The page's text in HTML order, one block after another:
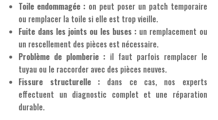
Toile endommagée : on peut poser un patch temporaire
ou remplacer la toile si elle est trop vieille.
Fuite dans les joints ou les buses : un remplacement ou
un rescellement des pièces est nécessaire.
Problème de plomberie : il faut parfois remplacer le
tuyau ou le raccorder avec des pièces neuves.
Fissure structurelle : dans ce cas, nos experts
effectuent un diagnostic complet et une réparation
durable.